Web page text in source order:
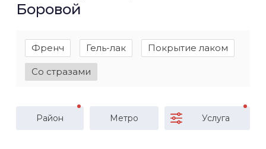
Боровой
Френч Гель-лак Покрытие лаком
Со стразами
Район Метро Услуга